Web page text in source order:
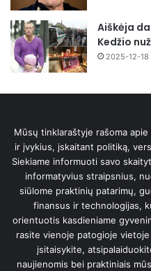
Aiškėja
Kedžio
2025-12-18
Mūsų tinklaraštyje rašoma
ir įvykius, įskaitant politiką,
Siekiame informuoti savo
informatyvius straipsnius,
siūlome praktinių patarimų,
finansus ir technologijas,
orientuotis kasdieniame
rasite vienoje patogioje
įsitaisykite,
naujienomis bei praktiniais